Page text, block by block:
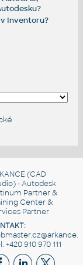
Inventoru?
(CAD
- Autodesk
Partner &
Center &
Partner
+420 910 970 111